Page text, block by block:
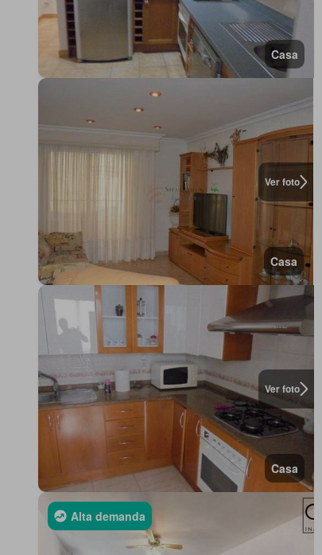
Casa
Ver foto
Casa
Ver foto
Casa
Alta demanda